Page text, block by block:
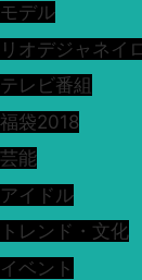
モデル
リオデジャネイ
テレビ番組
福袋2018
芸能
アイドル
トレンド・文化
イベント